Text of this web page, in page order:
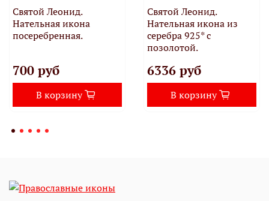
Святой Леонид.
Нательная икона
посеребренная.
700 руб
В корзину
Святой Леонид.
Нательная икона из
серебра 925* с
позолотой.
6336 руб
В корзину